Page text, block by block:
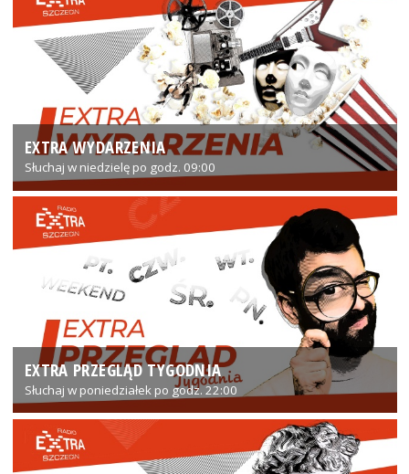
EXTRA WYDARZENIA
Słuchaj w niedzielę po godz. 09:00
EXTRA PRZEGLĄD TYGODNIA
Słuchaj w poniedziałek po godz. 22:00